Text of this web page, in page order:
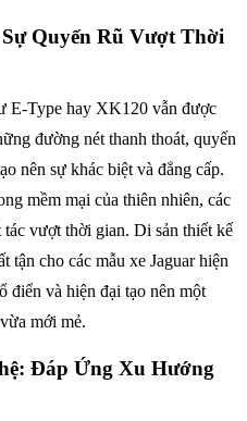
Quyến Rũ Vượt Thời
E-Type hay XK120 vẫn được
đường nét thanh thoát, quyến
nên sự khác biệt và đẳng cấp.
mềm mại của thiên nhiên, các
vượt thời gian. Di sản thiết kế
tận cho các mẫu xe Jaguar hiện
điển và hiện đại tạo nên một
mới mẻ.
Đáp Ứng Xu Hướng